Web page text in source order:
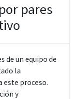
pares
de un equipo de
la
este proceso.
y